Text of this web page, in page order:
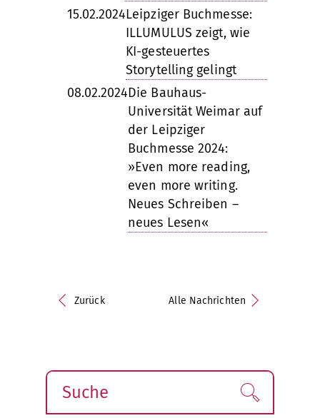
15.02.2024Leipziger Buchmesse:
ILLUMULUS zeigt, wie
KI-gesteuertes
Storytelling gelingt
08.02.2024Die Bauhaus-
Universität Weimar auf
der Leipziger
Buchmesse 2024:
»Even more reading,
even more writing.
Neues Schreiben –
neues Lesen«
Zurück Alle Nachrichten
Suche Finden!